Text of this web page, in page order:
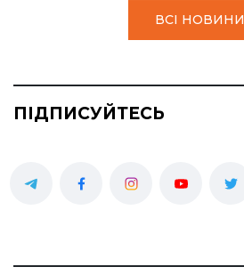
ВСІ НОВИНИ
ПІДПИСУЙТЕСЬ